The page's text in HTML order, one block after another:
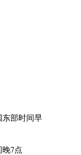
部时间早
7点